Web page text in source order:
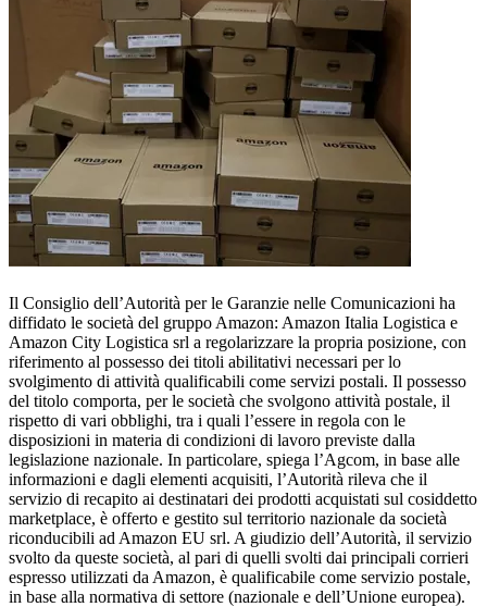
Il Consiglio dell’Autorità per le Garanzie nelle Comunicazioni ha
diffidato le società del gruppo Amazon: Amazon Italia Logistica e
Amazon City Logistica srl a regolarizzare la propria posizione, con
riferimento al possesso dei titoli abilitativi necessari per lo
svolgimento di attività qualificabili come servizi postali. Il possesso
del titolo comporta, per le società che svolgono attività postale, il
rispetto di vari obblighi, tra i quali l’essere in regola con le
disposizioni in materia di condizioni di lavoro previste dalla
legislazione nazionale. In particolare, spiega l’Agcom, in base alle
informazioni e dagli elementi acquisiti, l’Autorità rileva che il
servizio di recapito ai destinatari dei prodotti acquistati sul cosiddetto
marketplace, è offerto e gestito sul territorio nazionale da società
riconducibili ad Amazon EU srl. A giudizio dell’Autorità, il servizio
svolto da queste società, al pari di quelli svolti dai principali corrieri
espresso utilizzati da Amazon, è qualificabile come servizio postale,
in base alla normativa di settore (nazionale e dell’Unione europea).